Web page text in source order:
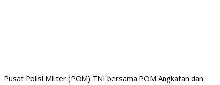
Pusat Polisi Militer (POM) TNI bersama POM Angkatan dan